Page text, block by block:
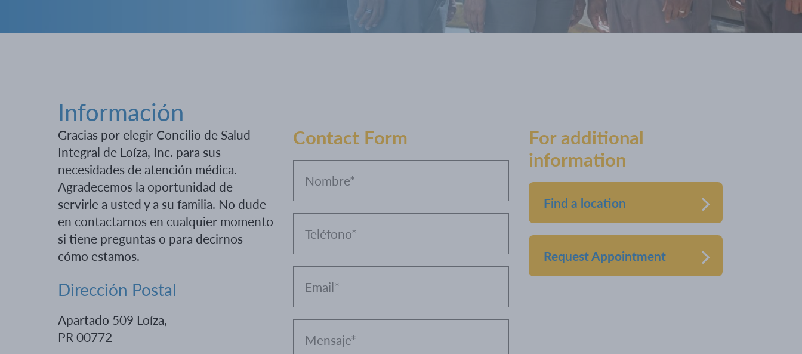
Información
Gracias por elegir Concilio de Salud
Integral de Loíza, Inc. para sus
necesidades de atención médica.
Agradecemos la oportunidad de
servirle a usted y a su familia. No dude
en contactarnos en cualquier momento
si tiene preguntas o para decirnos
cómo estamos.
Dirección Postal
Apartado 509 Loíza,
PR 00772
Contact Form
For additional
information
Find a location
Request Appointment